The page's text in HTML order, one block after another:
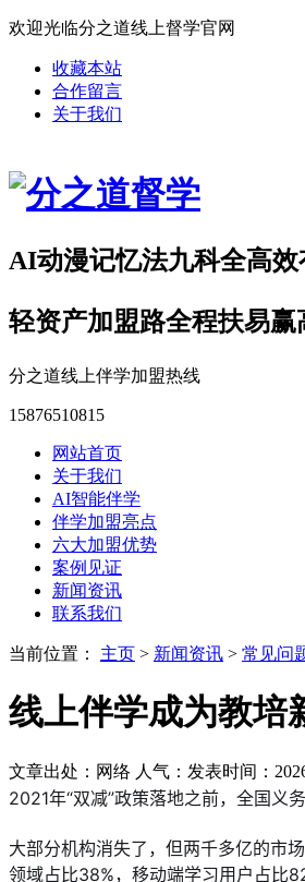
欢迎光临分之道线上督学官网
收藏本站
合作留言
关于我们
AI动漫记忆法九科全高
轻资产加盟路全程扶易赢
分之道线上伴学加盟热线
15876510815
网站首页
关于我们
AI智能伴学
伴学加盟亮点
六大加盟优势
案例见证
新闻资讯
联系我们
当前位置： 主页 > 新闻资讯 > 常见问
线上伴学成为教培
文章出处：网络 人气： 发表时间：
2021年“双减”政策落地之前，全国义
大部分机构消失了，但两千多亿的市
领域占比38%，移动端学习用户占比